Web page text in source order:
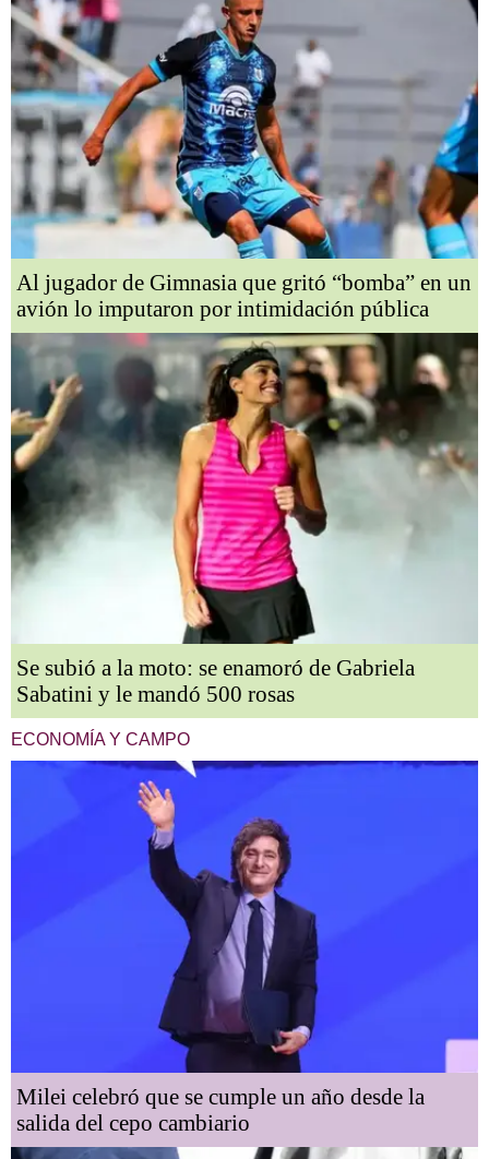
Al jugador de Gimnasia que gritó “bomba” en un
avión lo imputaron por intimidación pública
Se subió a la moto: se enamoró de Gabriela
Sabatini y le mandó 500 rosas
ECONOMÍA Y CAMPO
Milei celebró que se cumple un año desde la
salida del cepo cambiario